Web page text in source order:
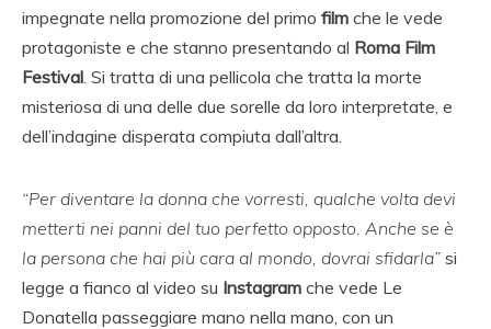
impegnate nella promozione del primo film che le vede
protagoniste e che stanno presentando al Roma Film
Festival . Si tratta di una pellicola che tratta la morte
misteriosa di una delle due sorelle da loro interpretate, e
dell’indagine disperata compiuta dall’altra.
“Per diventare la donna che vorresti, qualche volta devi
metterti nei panni del tuo perfetto opposto. Anche se è
la persona che hai più cara al mondo, dovrai sfidarla” si
legge a fianco al video su Instagram che vede Le
Donatella passeggiare mano nella mano, con un